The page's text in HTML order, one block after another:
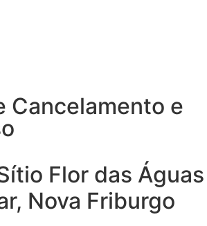
Cancelamento e
Flor das Águas
Nova Friburgo